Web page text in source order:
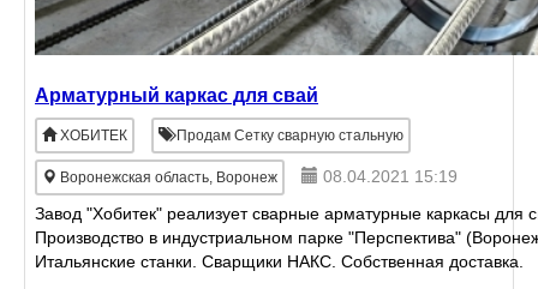
Арматурный каркас для свай
ХОБИТЕК Продам Сетку сварную стальную
Воронежская область, Воронеж
08.04.2021 15:19
Завод "Хобитек" реализует сварные арматурные каркасы для
Производство в индустриальном парке "Перспектива"
Итальянские станки. Сварщики НАКС. Собственная доставка.